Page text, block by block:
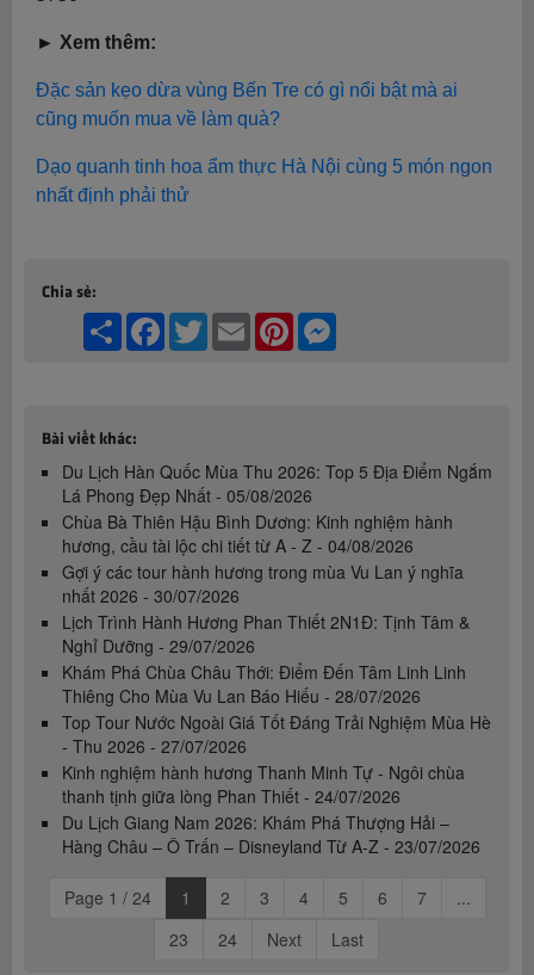
► Xem thêm:
Đặc sản kẹo dừa vùng Bến Tre có gì nổi bật mà ai
cũng muốn mua về làm quà?
Dạo quanh tinh hoa ẩm thực Hà Nội cùng 5 món ngon
nhất định phải thử
Chia sẻ:
Share Facebook
TwitterEmail Pinterest
Bài viết khác:
Du Lịch Hàn Quốc Mùa Thu 2026: Top 5 Địa Điểm Ngắm
Lá Phong Đẹp Nhất - 05/08/2026
Chùa Bà Thiên Hậu Bình Dương: Kinh nghiệm hành
hương, cầu tài lộc chi tiết từ A - Z - 04/08/2026
Gợi ý các tour hành hương trong mùa Vu Lan ý nghĩa
nhất 2026 - 30/07/2026
Lịch Trình Hành Hương Phan Thiết 2N1Đ: Tịnh Tâm &
Nghỉ Dưỡng - 29/07/2026
Khám Phá Chùa Châu Thới: Điểm Đến Tâm Linh Linh
Thiêng Cho Mùa Vu Lan Báo Hiếu - 28/07/2026
Top Tour Nước Ngoài Giá Tốt Đáng Trải Nghiệm Mùa Hè
- Thu 2026 - 27/07/2026
Kinh nghiệm hành hương Thanh Minh Tự - Ngôi chùa
thanh tịnh giữa lòng Phan Thiết - 24/07/2026
Du Lịch Giang Nam 2026: Khám Phá Thượng Hải –
Hàng Châu – Ô Trấn – Disneyland Từ A-Z - 23/07/2026
Page 1 / 24 1 2 3 4 5 6 7
...
23
24 Next Last